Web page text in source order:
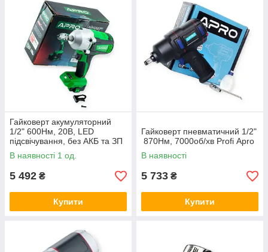
Гайковерт акумуляторний
1/2" 600Нм, 20В, LED
підсвічування, без АКБ та ЗП
APRO
В наявності 1 од.
5 492 ₴
Купити
Гайковерт пневматичний 1/2"
870Нм, 7000об/хв Profi Apro
В наявності
5 733 ₴
Купити